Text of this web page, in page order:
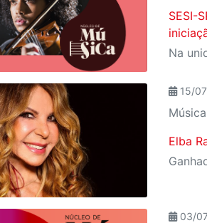
SESI-
15/
Música
Elba
03/